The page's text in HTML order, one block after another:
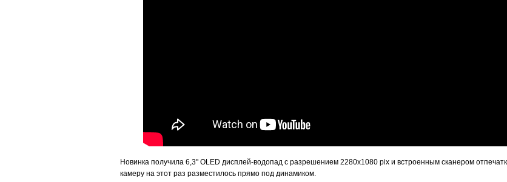
Новинка получила 6,3" OLED дисплей-водопад с разрешением 2280x1080 pix и встроенным сканером
камеру на этот раз разместилось прямо под динамиком.